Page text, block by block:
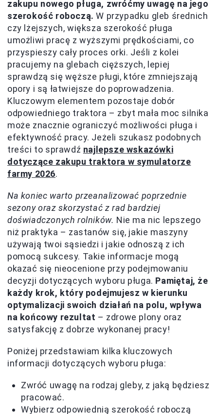
zakupu nowego pługa, zwróćmy uwagę na jego
szerokość roboczą. W przypadku gleb średnich
czy lżejszych, większa szerokość pługa
umożliwi pracę z wyższymi prędkościami, co
przyspieszy cały proces orki. Jeśli z kolei
pracujemy na glebach cięższych, lepiej
sprawdzą się węższe pługi, które zmniejszają
opory i są łatwiejsze do poprowadzenia.
Kluczowym elementem pozostaje dobór
odpowiedniego traktora – zbyt mała moc silnika
może znacznie ograniczyć możliwości pługa i
efektywność pracy. Jeżeli szukasz podobnych
treści to sprawdź najlepsze wskazówki
dotyczące zakupu traktora w symulatorze
farmy 2026.
Na koniec warto przeanalizować poprzednie
sezony oraz skorzystać z rad bardziej
doświadczonych rolników. Nie ma nic lepszego
niż praktyka – zastanów się, jakie maszyny
używają twoi sąsiedzi i jakie odnoszą z ich
pomocą sukcesy. Takie informacje mogą
okazać się nieocenione przy podejmowaniu
decyzji dotyczących wyboru pługa. Pamiętaj, że
każdy krok, który podejmujesz w kierunku
optymalizacji swoich działań na polu, wpływa
na końcowy rezultat – zdrowe plony oraz
satysfakcję z dobrze wykonanej pracy!
Poniżej przedstawiam kilka kluczowych
informacji dotyczących wyboru pługa:
Zwróć uwagę na rodzaj gleby, z jaką będziesz
pracować.
Wybierz odpowiednią szerokość roboczą